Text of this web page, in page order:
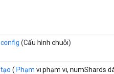
config (Cấu hình chuỗi)
tạo ( Phạm vi phạm vi, numShards